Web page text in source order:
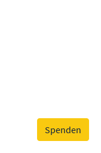
Spenden